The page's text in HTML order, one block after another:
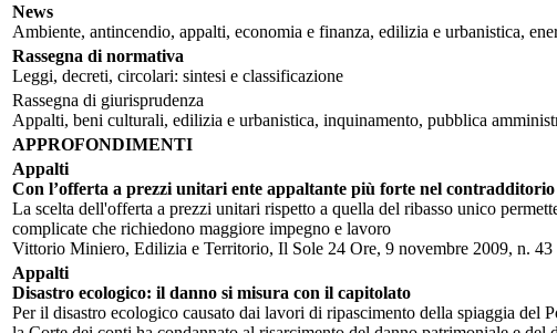
News
Ambiente, antincendio, appalti, economia e finanza, edilizia e urbanistica,
Rassegna di normativa
Leggi, decreti, circolari: sintesi e classificazione
Rassegna di giurisprudenza
Appalti, beni culturali, edilizia e urbanistica, inquinamento, pubblica
APPROFONDIMENTI
Appalti
Con l’offerta a prezzi unitari ente appaltante più forte nel contradditorio
La scelta dell'offerta a prezzi unitari rispetto a quella del ribasso unico
complicate che richiedono maggiore impegno e lavoro
Vittorio Miniero, Edilizia e Territorio, Il Sole 24 Ore, 9 novembre 2009, n. 43
Appalti
Disastro ecologico: il danno si misura con il capitolato
Per il disastro ecologico causato dai lavori di ripascimento della spiaggia del